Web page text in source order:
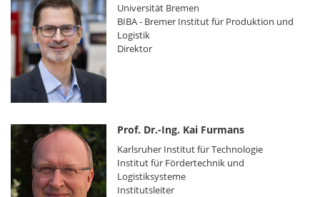
Universität Bremen
BIBA - Bremer Institut für Produktion und
Logistik
Direktor
Prof. Dr.-Ing. Kai Furmans
Karlsruher Institut für Technologie
Institut für Fördertechnik und
Logistiksysteme
Institutsleiter